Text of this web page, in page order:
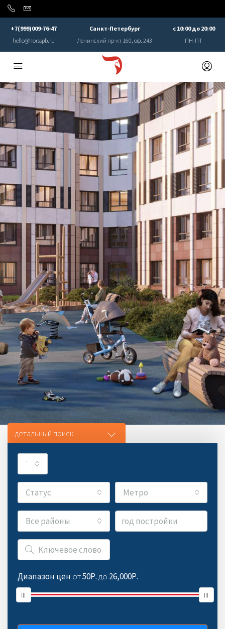
+7(999)009-76-47
hello@horsspb.ru
Санкт-Петербург
Ленинский пр-кт 160, оф. 243
с 10:00 до 20:00
ПН-ПТ
детальный поиск
Тип
Статус Метро
Все районы
Диапазон цен от50Р.до 26,000Р.